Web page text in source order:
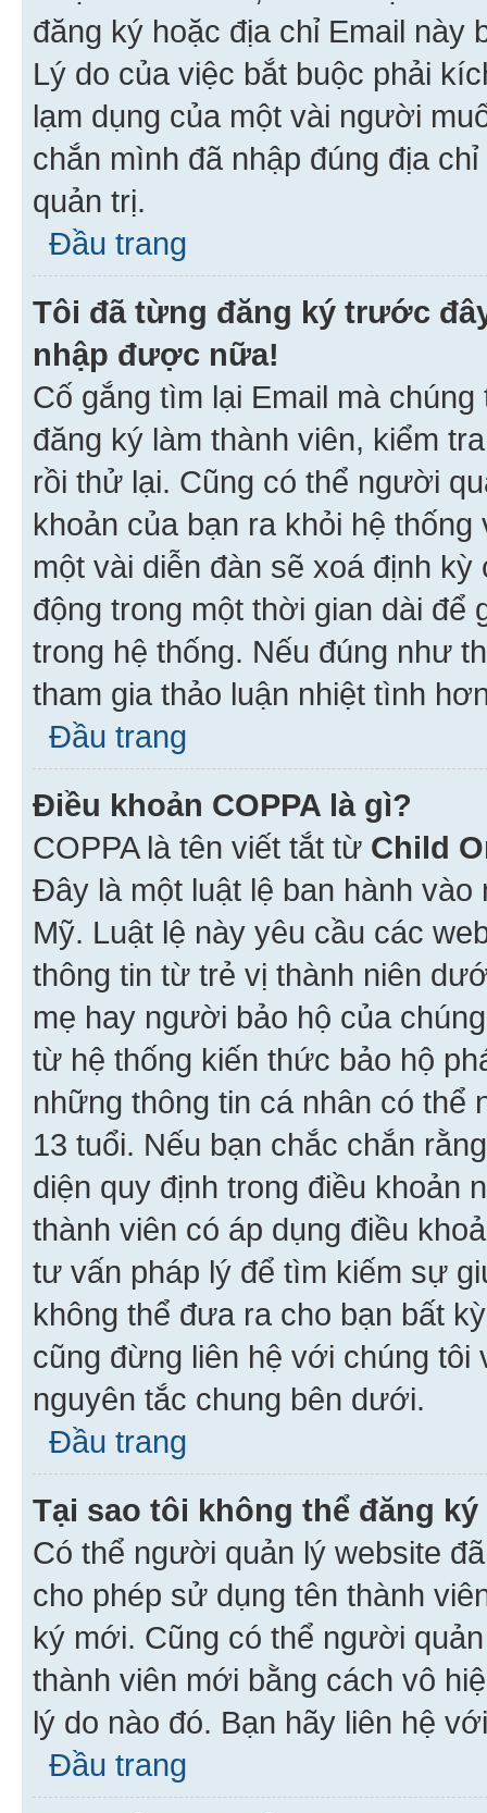
đăng ký hoặc địa chỉ Email này
Lý do của việc bắt buộc phải
lạm dụng của một vài người
chắn mình đã nhập đúng địa
quản trị.
Đầu trang
Tôi đã từng đăng ký trước
nhập được nữa!
Cố gắng tìm lại Email mà
đăng ký làm thành viên, kiểm
rồi thử lại. Cũng có thể người
khoản của bạn ra khỏi hệ
một vài diễn đàn sẽ xoá định
động trong một thời gian dài
trong hệ thống. Nếu đúng như
tham gia thảo luận nhiệt tình
Đầu trang
Điều khoản COPPA là gì?
COPPA là tên viết tắt từ Child
Đây là một luật lệ ban hành
Mỹ. Luật lệ này yêu cầu các
thông tin từ trẻ vị thành niên
mẹ hay người bảo hộ của
từ hệ thống kiến thức bảo hộ
những thông tin cá nhân có thể
13 tuổi. Nếu bạn chắc chắn
diện quy định trong điều khoản
thành viên có áp dụng điều
tư vấn pháp lý để tìm kiếm sự
không thể đưa ra cho bạn bất
cũng đừng liên hệ với chúng
nguyên tắc chung bên dưới.
Đầu trang
Tại sao tôi không thể đăng
Có thể người quản lý website
cho phép sử dụng tên thành
ký mới. Cũng có thể người
thành viên mới bằng cách vô
lý do nào đó. Bạn hãy liên hệ
Đầu trang